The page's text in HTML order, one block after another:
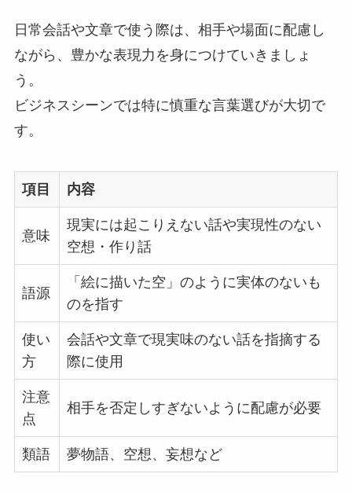
日常会話や文章で使う際は、相手や場面に配慮し
ながら、豊かな表現力を身につけていきましょ
う。
ビジネスシーンでは特に慎重な言葉選びが大切で
す。
項目 内容
意味
現実には起こりえない話や実現性のない
空想・作り話
語源
「絵に描いた空」のように実体のないも
のを指す
使い
方
会話や文章で現実味のない話を指摘する
際に使用
注意
点
相手を否定しすぎないように配慮が必要
類語 夢物語、空想、妄想など